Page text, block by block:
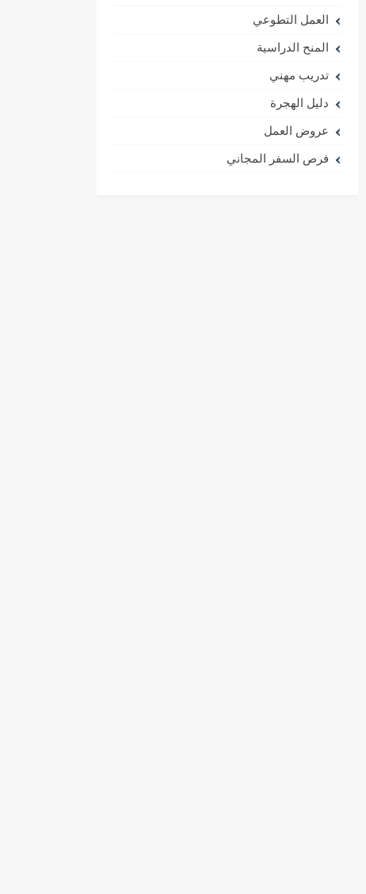
العمل التطوعي
المنح الدراسية
تدريب مهني
دليل الهجرة
عروض العمل
فرص السفر المجاني